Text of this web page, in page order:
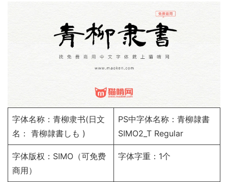
字体名称：青柳隶书(日文
名： 青柳隷書しも )
PS中字体名称：青柳隷書
SIMO2_T Regular
字体版权：SIMO（可免费
商用）
字体字重：1个